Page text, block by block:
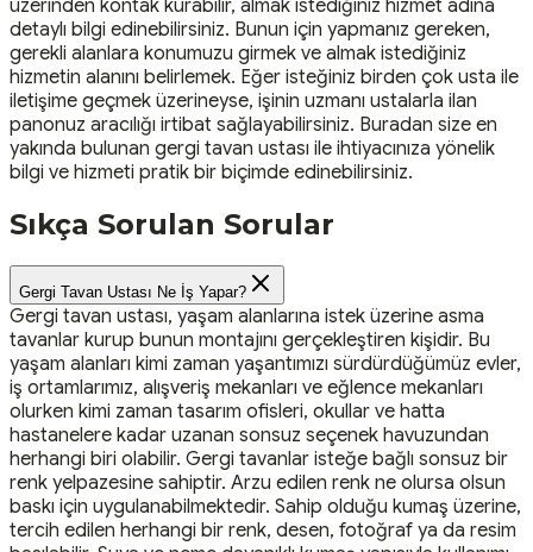
üzerinden kontak kurabilir, almak istediğiniz hizmet adına
detaylı bilgi edinebilirsiniz. Bunun için yapmanız gereken,
gerekli alanlara konumuzu girmek ve almak istediğiniz
hizmetin alanını belirlemek. Eğer isteğiniz birden çok usta ile
iletişime geçmek üzerineyse, işinin uzmanı ustalarla ilan
panonuz aracılığı irtibat sağlayabilirsiniz. Buradan size en
yakında bulunan gergi tavan ustası ile ihtiyacınıza yönelik
bilgi ve hizmeti pratik bir biçimde edinebilirsiniz.
Sıkça Sorulan Sorular
Gergi Tavan Ustası Ne İş Yapar?
Gergi tavan ustası, yaşam alanlarına istek üzerine asma
tavanlar kurup bunun montajını gerçekleştiren kişidir. Bu
yaşam alanları kimi zaman yaşantımızı sürdürdüğümüz evler,
iş ortamlarımız, alışveriş mekanları ve eğlence mekanları
olurken kimi zaman tasarım ofisleri, okullar ve hatta
hastanelere kadar uzanan sonsuz seçenek havuzundan
herhangi biri olabilir. Gergi tavanlar isteğe bağlı sonsuz bir
renk yelpazesine sahiptir. Arzu edilen renk ne olursa olsun
baskı için uygulanabilmektedir. Sahip olduğu kumaş üzerine,
tercih edilen herhangi bir renk, desen, fotoğraf ya da resim